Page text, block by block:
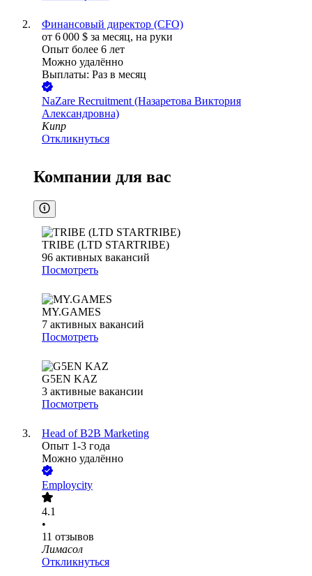
Финансовый директор (CFO)
от 6 000 $ за месяц, на руки
Опыт более 6 лет
Можно удалённо
Выплаты: Раз в месяц
NaZare Recruitment (Назаретова Виктория
Александровна)
Кипр
Откликнуться
Компании для вас
TRIBE (LTD STARTRIBE)
96 активных вакансий
Посмотреть
MY.GAMES
7 активных вакансий
Посмотреть
G5EN KAZ
3 активные вакансии
Посмотреть
Head of B2B Marketing
Опыт 1-3 года
Можно удалённо
Employcity
4.1
•
11 отзывов
Лимасол
Откликнуться